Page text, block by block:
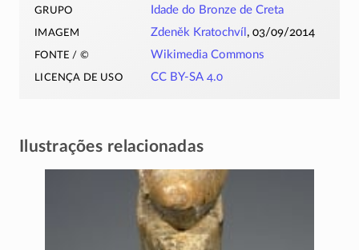
grupo Idade do Bronze de Creta
imagem Zdeněk Kratochvíl , 03/09/2014
fonte / © Wikimedia Commons
licença de uso CC BY-SA 4.0
Ilustrações relacionadas